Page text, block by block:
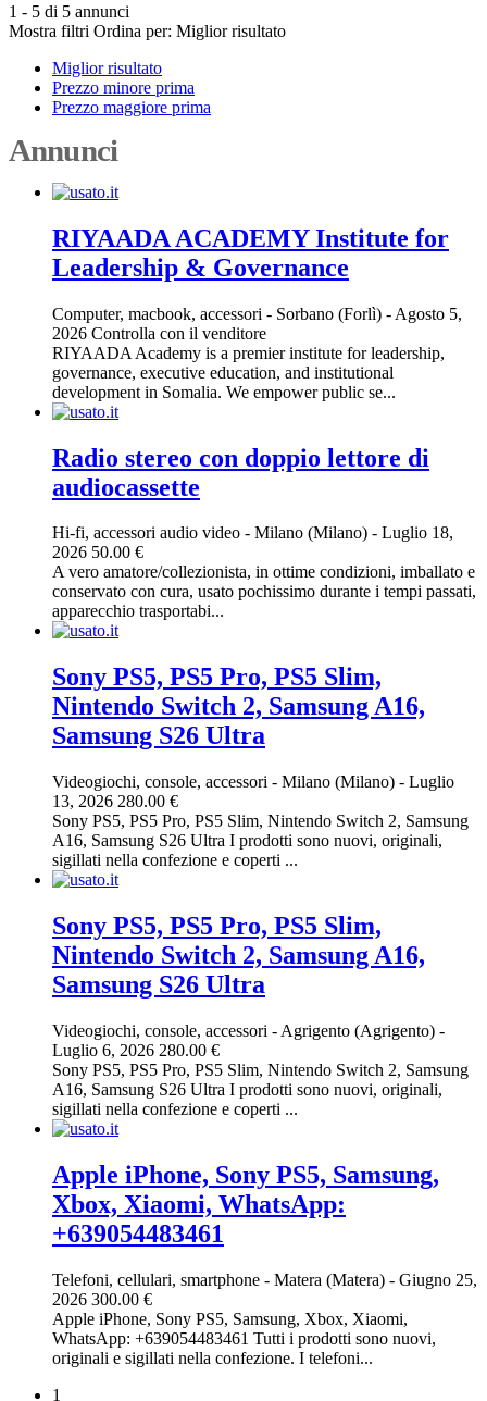
1 - 5 di 5 annunci
Mostra filtri Ordina per: Miglior risultato
Miglior risultato
Prezzo minore prima
Prezzo maggiore prima
Annunci
RIYAADA ACADEMY Institute for
Leadership & Governance
Computer, macbook, accessori - Sorbano (Forlì) - Agosto 5,
2026 Controlla con il venditore
RIYAADA Academy is a premier institute for leadership,
governance, executive education, and institutional
development in Somalia. We empower public se...
Radio stereo con doppio lettore di
audiocassette
Hi-fi, accessori audio video - Milano (Milano) - Luglio 18,
2026 50.00 €
A vero amatore/collezionista, in ottime condizioni, imballato e
conservato con cura, usato pochissimo durante i tempi passati,
apparecchio trasportabi...
Sony PS5, PS5 Pro, PS5 Slim,
Nintendo Switch 2, Samsung A16,
Samsung S26 Ultra
Videogiochi, console, accessori - Milano (Milano) - Luglio
13, 2026 280.00 €
Sony PS5, PS5 Pro, PS5 Slim, Nintendo Switch 2, Samsung
A16, Samsung S26 Ultra I prodotti sono nuovi, originali,
sigillati nella confezione e coperti ...
Sony PS5, PS5 Pro, PS5 Slim,
Nintendo Switch 2, Samsung A16,
Samsung S26 Ultra
Videogiochi, console, accessori - Agrigento (Agrigento) -
Luglio 6, 2026 280.00 €
Sony PS5, PS5 Pro, PS5 Slim, Nintendo Switch 2, Samsung
A16, Samsung S26 Ultra I prodotti sono nuovi, originali,
sigillati nella confezione e coperti ...
Apple iPhone, Sony PS5, Samsung,
Xbox, Xiaomi, WhatsApp:
+639054483461
Telefoni, cellulari, smartphone - Matera (Matera) - Giugno 25,
2026 300.00 €
Apple iPhone, Sony PS5, Samsung, Xbox, Xiaomi,
WhatsApp: +639054483461 Tutti i prodotti sono nuovi,
originali e sigillati nella confezione. I telefoni...
1